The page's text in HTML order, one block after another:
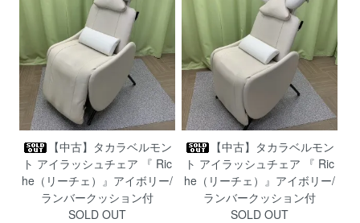
【中古】タカラベルモン
ト アイラッシュチェア 『 Ric
he（リーチェ）』アイボリー/
ランバークッション付
SOLD OUT
【中古】タカラベルモン
ト アイラッシュチェア 『 Ric
he（リーチェ）』アイボリー/
ランバークッション付
SOLD OUT